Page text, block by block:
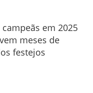
em 2025
meses de
festejos